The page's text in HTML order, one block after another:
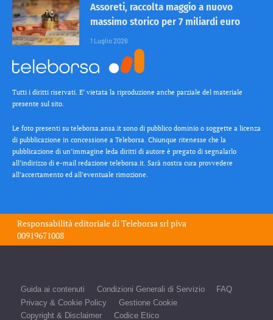
Assoreti, raccolta maggio a nuovo
massimo storico per 7 miliardi euro
1 Luglio 2026
Tutti i diritti riservati. E’ vietata la riproduzione anche parziale del materiale
presente sul sito.
Le foto presenti su teleborsa.ansa.it sono di pubblico dominio o soggette a licenza
di pubblicazione in concessione a Teleborsa. Chiunque ritenesse che la
pubblicazione di un’immagine leda diritti di autore è pregato di segnalarlo
all’indirizzo di e-mail redazione teleborsa.it. Sarà nostra cura provvedere
all’accertamento ed all’eventuale rimozione.
Responsabilità editoriale diTeleborsa srlpiva
00919671008
Guida ai contenuti Condizioni Generali di Servizio
FAQ
Privacy & Cookie Policy
Gestione Cookie
Copyright & Disclaimer
Codice Etico